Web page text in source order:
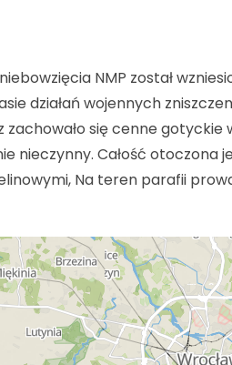
NMP został
działań wojennych
się cenne gotyckie
nieczynny. Całość otoczona
Na teren parafii